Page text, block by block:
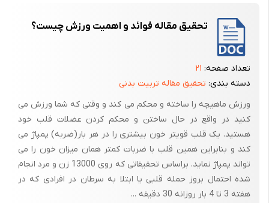
تحقیق مقاله فوائد و اهمیت ورزش چیست؟
تعداد صفحه: ۲۱
دسته بندی: تحقیق مقاله تربیت بدنی
ورزش ماهیچه را ساخته و محکم می کند و وقتی که شما ورزش می
کنید در واقع در حال ساختن و محکم کردن عضلات قلب خود
هستید. یک قلب قویتر خون بیشتری را در هر بار(ضربه) پمپاژ می
کند و بنابراین همین قلب با ضربات کمتر همان میزان خون را می
تواند پمپاژ نماید. براساس تحقیقاتی که روی 13000 زن و مرد انجام
شده احتمال بروز حمله قلبی یا ابتلا به سرطان در افرادی که در
هفته 3 تا 4 بار روزانه 30 دقیقه ...